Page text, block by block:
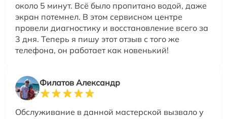
около 5 минут. Всё было пропитано водой, даже
экран потемнел. В этом сервисном центре
провели диагностику и восстановление всего за
3 дня. Теперь я пишу этот отзыв с того же
телефона, он работает как новенький!
Филатов Александр
Обслуживание в данной мастерской вызвало у